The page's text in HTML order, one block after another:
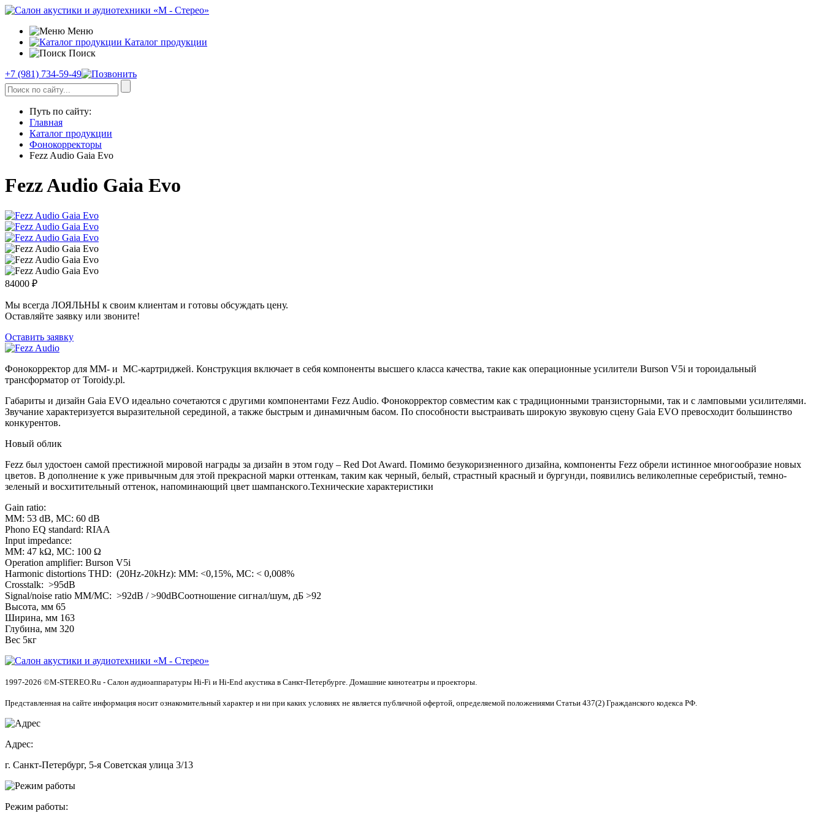
Меню
Каталог продукции
Поиск
+7 (981) 734-59-49
Путь по сайту:
Главная
Каталог продукции
Фонокорректоры
Fezz Audio Gaia Evo
Fezz Audio Gaia Evo
84000 ₽
Мы всегда ЛОЯЛЬНЫ к своим клиентам и готовы обсуждать цену.
Оставляйте заявку или звоните!
Оставить заявку
Фонокорректор для MM- и MC-картриджей. Конструкция включает в себя компоненты высшего класса качества, такие как операционные усилители Burson V5i и тороидальный
трансформатор от Toroidy.pl.
Габариты и дизайн Gaia EVO идеально сочетаются с другими компонентами Fezz Audio. Фонокорректор совместим как с традиционными транзисторными, так и с ламповыми усилителями.
Звучание характеризуется выразительной серединой, а также быстрым и динамичным басом. По способности выстраивать широкую звуковую сцену Gaia EVO превосходит большинство
конкурентов.
Новый облик
Fezz был удостоен самой престижной мировой награды за дизайн в этом году – Red Dot Award. Помимо безукоризненного дизайна, компоненты Fezz обрели истинное многообразие новых
цветов. В дополнение к уже привычным для этой прекрасной марки оттенкам, таким как черный, белый, страстный красный и бургунди, появились великолепные серебристый, темно-
зеленый и восхитительный оттенок, напоминающий цвет шампанского.Технические характеристики
Gain ratio:
MM: 53 dB, MC: 60 dB
Phono EQ standard: RIAA
Input impedance:
MM: 47 kΩ, MC: 100 Ω
Operation amplifier: Burson V5i
Harmonic distortions THD: (20Hz-20kHz): MM: <0,15%, MC: < 0,008%
Crosstalk: >95dB
Signal/noise ratio MM/MC: >92dB / >90dBСоотношение сигнал/шум, дБ >92
Высота, мм 65
Ширина, мм 163
Глубина, мм 320
Вес 5кг
1997-2026 ©M-STEREO.Ru - Салон аудиоаппаратуры Hi-Fi и Hi-End акустика в Санкт-Петербурге. Домашние кинотеатры и проекторы.
Представленная на сайте информация носит ознакомительный характер и ни при каких условиях не является публичной офертой, определяемой положениями Статьи 437(2) Гражданского кодекса РФ.
Адрес:
г. Санкт-Петербург, 5-я Советская улица 3/13
Режим работы: